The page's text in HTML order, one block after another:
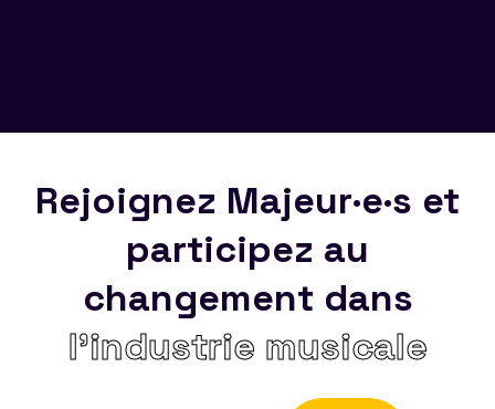
Rejoignez Majeur·e·s et
participez au
changement dans
l’industrie musicale